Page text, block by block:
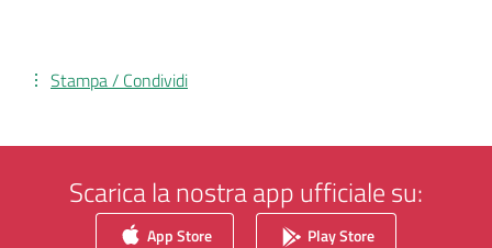
Stampa / Condividi
Scarica la nostra app ufficiale su:
App Store Play Store